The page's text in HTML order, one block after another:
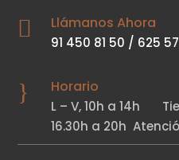
 Llámanos Ahora
91 450 81 50 / 625
} Horario
L – V,10h a 14h
16.30h a 20h